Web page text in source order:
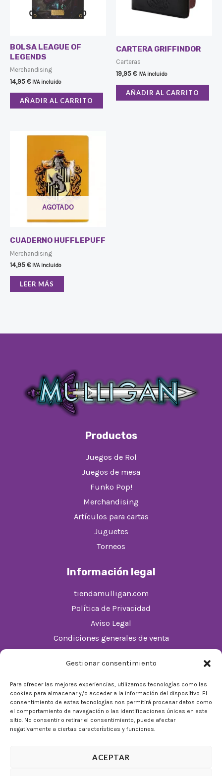
Gestionar consentimiento
Para ofrecer las mejores experiencias, utilizamos tecnologías como las
cookies para almacenar y/o acceder a la información del dispositivo. El
consentimiento de estas tecnologías nos permitirá procesar datos como
el comportamiento de navegación o las identificaciones únicas en este
sitio. No consentir o retirar el consentimiento, puede afectar
negativamente a ciertas características y funciones.
ACEPTAR
BOLSA LEAGUE OF
LEGENDS
Merchandising
14,95€ IVA incluido
AÑADIR AL CARRITO
CARTERA GRIFFINDOR
Carteras
19,95€ IVA incluido
AÑADIR AL CARRITO
AGOTADO
CUADERNO HUFFLEPUFF
Merchandising
14,95€ IVA incluido
LEER MÁS
Productos
Juegos de Rol
Juegos de mesa
Funko Pop!
Merchandising
Artículos para cartas
Juguetes
Torneos
Información legal
tiendamulligan.com
Política de Privacidad
Aviso Legal
Condiciones generales de venta
De Lunes a Domingos de 10:00 a 22:00
Festivos sujetos al horario del Málaga Factory